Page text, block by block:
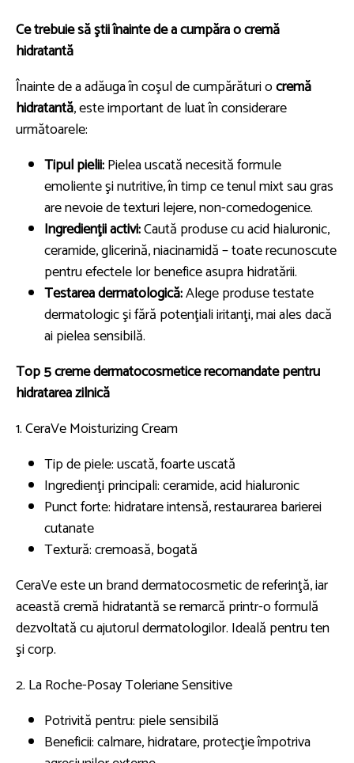
Ce trebuie să ştii înainte de a cumpăra o cremă
hidratantă
Înainte de a adăuga în coşul de cumpărături ocremă
hidratantă, este important de luat în considerare
următoarele:
Tipul pielii:Pielea uscată necesită formule
emoliente şi nutritive, în timp ce tenul mixt sau gras
are nevoie de texturi lejere, non-comedogenice.
Ingredienţii activi:Caută produse cu acid hialuronic,
ceramide, glicerină, niacinamidă – toate recunoscute
pentru efectele lor benefice asupra hidratării.
Testarea dermatologică:Alege produse testate
dermatologic şi fără potenţiali iritanţi, mai ales dacă
ai pielea sensibilă.
Top 5 creme dermatocosmetice recomandate pentru
hidratarea zilnică
1. CeraVe Moisturizing Cream
Tip de piele: uscată, foarte uscată
Ingredienţi principali: ceramide, acid hialuronic
Punct forte: hidratare intensă, restaurarea barierei
cutanate
Textură: cremoasă, bogată
CeraVe este un brand dermatocosmetic de referinţă, iar
această cremă hidratantă se remarcă printr-o formulă
dezvoltată cu ajutorul dermatologilor. Ideală pentru ten
şi corp.
2. La Roche-Posay Toleriane Sensitive
Potrivită pentru: piele sensibilă
Beneficii: calmare, hidratare, protecţie împotriva